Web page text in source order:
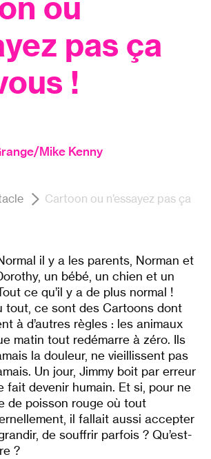
ou
pas ça
!
Mike Kenny
Cartoon ou n’essayez pas ça
il y a les parents, Norman et
un bébé, un chien et un
ce qu’il y a de plus normal !
tout, ce sont des Cartoons dont
à d’autres règles : les animaux
matin tout redémarre à zéro. Ils
la douleur, ne vieillissent pas
Un jour, Jimmy boit par erreur
fait devenir humain. Et si, pour ne
de poisson rouge où tout
il fallait aussi accepter
de souffrir parfois ? Qu’est-
?